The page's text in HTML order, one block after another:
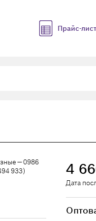
Прайс-
— 0986
933)
4
Дата